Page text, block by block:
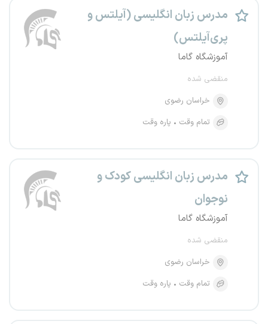
مدرس زبان انگلیسی (آیلتس و
پری‌آیلتس)
آموزشگاه گاما
منقضی شده
خراسان رضوی
تمام وقت
پاره وقت
مدرس زبان انگلیسی کودک و
نوجوان
آموزشگاه گاما
منقضی شده
خراسان رضوی
تمام وقت
پاره وقت